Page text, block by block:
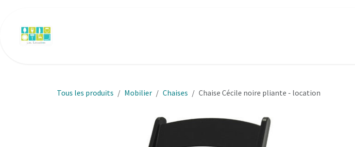
Tous les produits Mobilier Chaises Chaise Cécile noire pliante - location